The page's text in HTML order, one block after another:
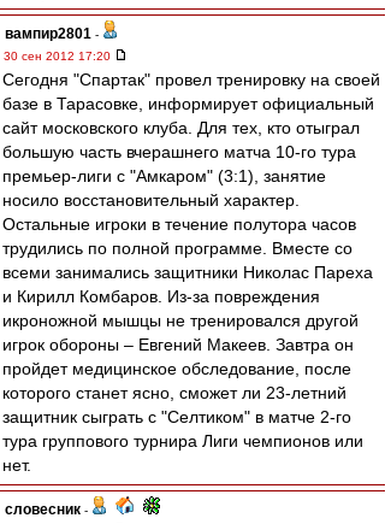
вампир2801 -
30 сен 2012 17:20
Сегодня "Спартак" провел тренировку на своей
базе в Тарасовке, информирует официальный
сайт московского клуба. Для тех, кто отыграл
большую часть вчерашнего матча 10-го тура
премьер-лиги с "Амкаром" (3:1), занятие
носило восстановительный характер.
Остальные игроки в течение полутора часов
трудились по полной программе. Вместе со
всеми занимались защитники Николас Пареха
и Кирилл Комбаров. Из-за повреждения
икроножной мышцы не тренировался другой
игрок обороны – Евгений Макеев. Завтра он
пройдет медицинское обследование, после
которого станет ясно, сможет ли 23-летний
защитник сыграть с "Селтиком" в матче 2-го
тура группового турнира Лиги чемпионов или
нет.
словесник -